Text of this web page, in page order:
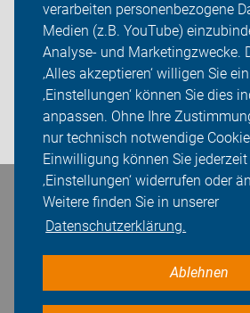
verarbeiten personenbezogene
Medien (z.B. YouTube)
Analyse- und Marketingzwecke.
‚Alles akzeptieren‘ willigen Sie
‚Einstellungen‘ können Sie dies
anpassen. Ohne Ihre
nur technisch notwendige
Einwilligung können Sie
‚Einstellungen‘ widerrufen oder
Weitere finden Sie in unserer
Datenschutzerklärung.
Ablehnen
Radfahren in Herne
Sei dabei
Presse
Login
Bleiben Sie in Kontakt